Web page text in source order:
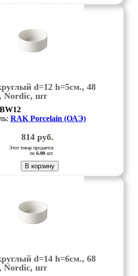
d=12 h=5см., 48
Nordic, шт
RAK Porcelain (ОАЭ)
814руб.
Этот товар продается
по 6.00шт.
В корзину
d=14 h=6см., 68
Nordic, шт